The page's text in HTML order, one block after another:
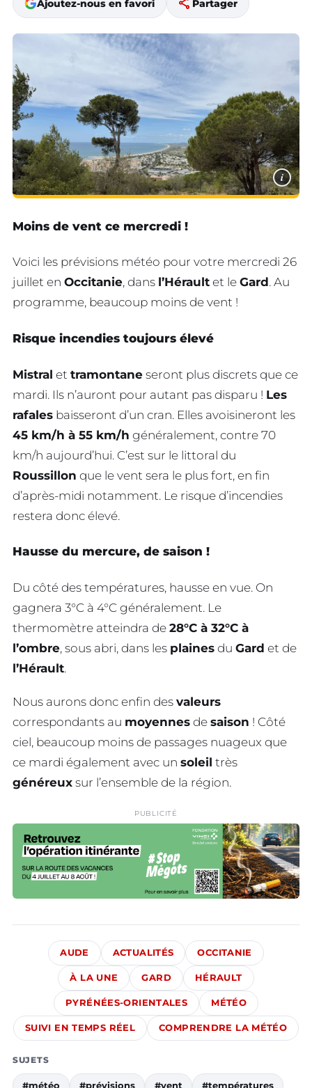
Ajoutez-nous en favori share Partager
i
Moins de vent ce mercredi !
Voici les prévisions météo pour votre mercredi 26
juillet en Occitanie, dans l’Hérault et le Gard. Au
programme, beaucoup moins de vent !
Risque incendies toujours élevé
Mistral et tramontane seront plus discrets que ce
mardi. Ils n’auront pour autant pas disparu ! Les
rafales baisseront d’un cran. Elles avoisineront les
45 km/h à 55 km/h généralement, contre 70
km/h aujourd’hui. C’est sur le littoral du
Roussillon que le vent sera le plus fort, en fin
d’après-midi notamment. Le risque d’incendies
restera donc élevé.
Hausse du mercure, de saison !
Du côté des températures, hausse en vue. On
gagnera 3°C à 4°C généralement. Le
thermomètre atteindra de 28°C à 32°C à
l’ombre, sous abri, dans les plaines du Gard et de
l’Hérault.
Nous aurons donc enfin des valeurs
correspondants au moyennes de saison ! Côté
ciel, beaucoup moins de passages nuageux que
ce mardi également avec un soleil très
généreux sur l’ensemble de la région.
PUBLICITÉ
AUDE ACTUALITÉS OCCITANIE
À LA UNE GARD HÉRAULT
PYRÉNÉES-ORIENTALES MÉTÉO
SUIVI EN TEMPS RÉEL COMPRENDRE LA MÉTÉO
SUJETS
#météo #prévisions #vent #températures